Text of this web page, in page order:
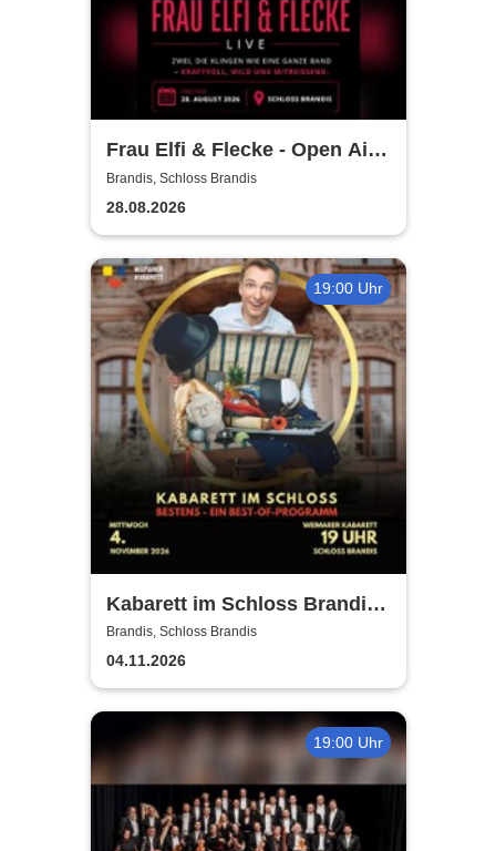
Frau Elfi & Flecke - Open Air
Konzert
Brandis, Schloss Brandis
28.08.2026
19:00 Uhr
Kabarett im Schloss Brandis |
Weimarer Kabarett
Brandis, Schloss Brandis
04.11.2026
19:00 Uhr